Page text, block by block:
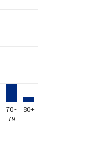
70 -
79
80+